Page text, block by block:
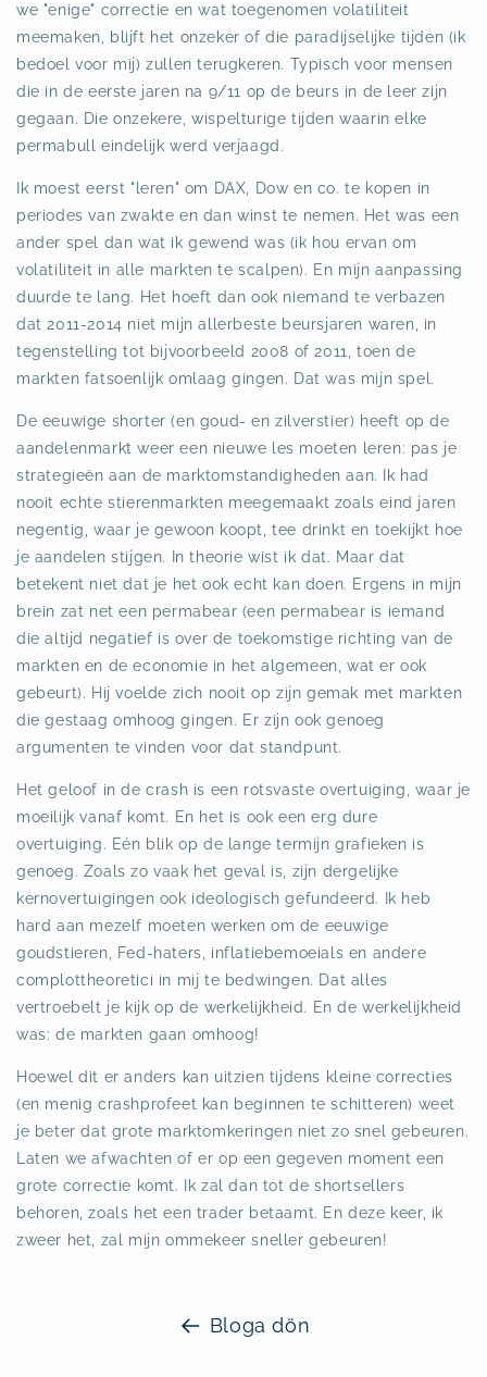
we "enige" correctie en wat toegenomen volatiliteit
meemaken, blijft het onzeker of die paradijselijke tijden (ik
bedoel voor mij) zullen terugkeren. Typisch voor mensen
die in de eerste jaren na 9/11 op de beurs in de leer zijn
gegaan. Die onzekere, wispelturige tijden waarin elke
permabull eindelijk werd verjaagd.
Ik moest eerst "leren" om DAX, Dow en co. te kopen in
periodes van zwakte en dan winst te nemen. Het was een
ander spel dan wat ik gewend was (ik hou ervan om
volatiliteit in alle markten te scalpen). En mijn aanpassing
duurde te lang. Het hoeft dan ook niemand te verbazen
dat 2011-2014 niet mijn allerbeste beursjaren waren, in
tegenstelling tot bijvoorbeeld 2008 of 2011, toen de
markten fatsoenlijk omlaag gingen. Dat was mijn spel.
De eeuwige shorter (en goud- en zilverstier) heeft op de
aandelenmarkt weer een nieuwe les moeten leren: pas je
strategieën aan de marktomstandigheden aan. Ik had
nooit echte stierenmarkten meegemaakt zoals eind jaren
negentig, waar je gewoon koopt, tee drinkt en toekijkt hoe
je aandelen stijgen. In theorie wist ik dat. Maar dat
betekent niet dat je het ook echt kan doen. Ergens in mijn
brein zat net een permabear (een permabear is iemand
die altijd negatief is over de toekomstige richting van de
markten en de economie in het algemeen, wat er ook
gebeurt). Hij voelde zich nooit op zijn gemak met markten
die gestaag omhoog gingen. Er zijn ook genoeg
argumenten te vinden voor dat standpunt.
Het geloof in de crash is een rotsvaste overtuiging, waar je
moeilijk vanaf komt. En het is ook een erg dure
overtuiging. Eén blik op de lange termijn grafieken is
genoeg. Zoals zo vaak het geval is, zijn dergelijke
kernovertuigingen ook ideologisch gefundeerd. Ik heb
hard aan mezelf moeten werken om de eeuwige
goudstieren, Fed-haters, inflatiebemoeials en andere
complottheoretici in mij te bedwingen. Dat alles
vertroebelt je kijk op de werkelijkheid. En de werkelijkheid
was: de markten gaan omhoog!
Hoewel dit er anders kan uitzien tijdens kleine correcties
(en menig crashprofeet kan beginnen te schitteren) weet
je beter dat grote marktomkeringen niet zo snel gebeuren.
Laten we afwachten of er op een gegeven moment een
grote correctie komt. Ik zal dan tot de shortsellers
behoren, zoals het een trader betaamt. En deze keer, ik
zweer het, zal mijn ommekeer sneller gebeuren!
Bloga dön